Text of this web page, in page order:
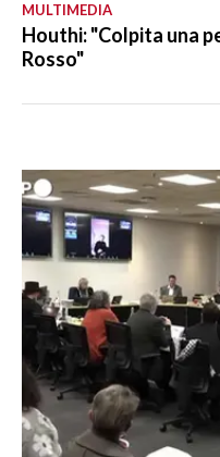
MULTIMEDIA
Houthi: "Colpita una
Rosso"